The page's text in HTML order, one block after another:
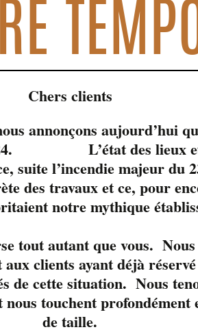
Chers clients
annonçons aujourd’hui
L’état des lieux et
suite l’incendie majeur du
des travaux et ce, pour
notre mythique
tout autant que vous. Nous
clients ayant déjà
de cette situation. Nous
touchent
de taille.